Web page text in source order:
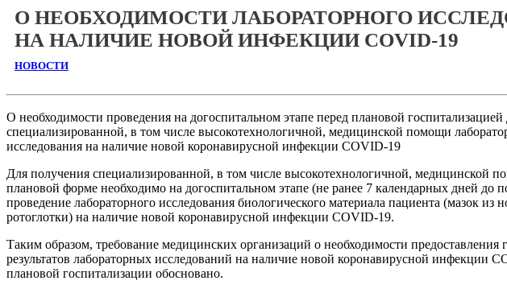
О НЕОБХОДИМОСТИ ЛАБОРАТОРНОГО
НА НАЛИЧИЕ НОВОЙ ИНФЕКЦИИ COVID-19
НОВОСТИ
О необходимости проведения на догоспитальном этапе перед плановой госпитализацией
специализированной, в том числе высокотехнологичной, медицинской помощи
исследования на наличие новой коронавирусной инфекции COVID-19
Для получения специализированной, в том числе высокотехнологичной, медицинской
плановой форме необходимо на догоспитальном этапе (не ранее 7 календарных дней до
проведение лабораторного исследования биологического материала пациента (мазок из
ротоглотки) на наличие новой коронавирусной инфекции COVID-19.
Таким образом, требование медицинских организаций о необходимости предоставления
результатов лабораторных исследований на наличие новой коронавирусной инфекции
плановой госпитализации обосновано.